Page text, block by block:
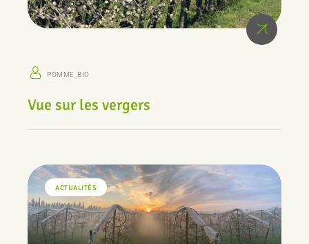
POMME_BIO
Vue sur les vergers
ACTUALITÉS